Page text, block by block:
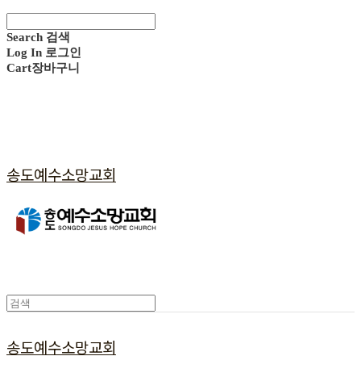
Search 검색
Log In 로그인
Cart장바구니
송도예수소망교회
송도예수소망교회